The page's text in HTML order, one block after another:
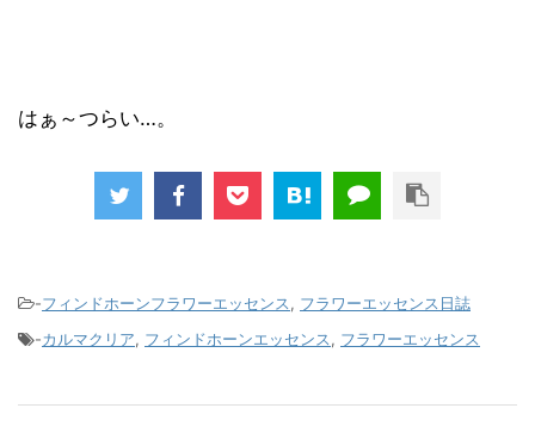
はぁ～つらい…。
-フィンドホーンフラワーエッセンス, フラワーエッセンス日誌
-カルマクリア, フィンドホーンエッセンス, フラワーエッセンス